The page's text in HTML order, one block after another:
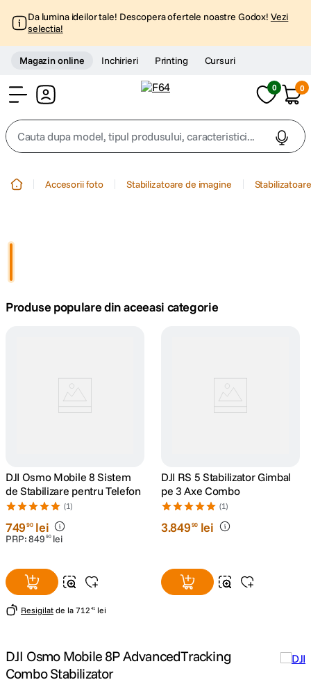
Da lumina ideilor tale! Descopera ofertele noastre Godox! Vezi
selectia!
Magazin online Inchirieri Printing Cursuri
0 0
Cauta dupa model, tipul produsului, caracteristici...
4. peak design
9. insta 360
10. godox
Accesorii foto Stabilizatoare de imagine
Produse populare din aceeasi categorie
DJI Osmo Mobile 8 Sistem
de Stabilizare pentru Telefon
(1)
74990 lei
PRP:849 90 lei
Resigilat de la 712 41 lei
DJI RS 5 Stabilizator Gimbal
pe 3 Axe Combo
(1)
3.84990 lei
DJI Osmo Mobile 8P AdvancedTracking
Combo Stabilizator